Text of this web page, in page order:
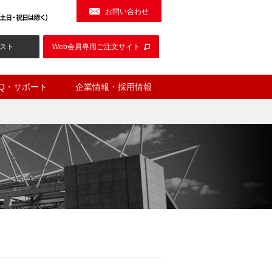
お問い合わせ
ト Web会員専用ご注文サイト
・サポート 企業情報・採用情報